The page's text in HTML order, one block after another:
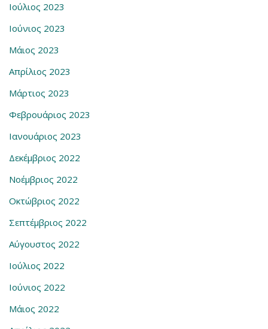
Ιούλιος 2023
Ιούνιος 2023
Μάιος 2023
Απρίλιος 2023
Μάρτιος 2023
Φεβρουάριος 2023
Ιανουάριος 2023
Δεκέμβριος 2022
Νοέμβριος 2022
Οκτώβριος 2022
Σεπτέμβριος 2022
Αύγουστος 2022
Ιούλιος 2022
Ιούνιος 2022
Μάιος 2022